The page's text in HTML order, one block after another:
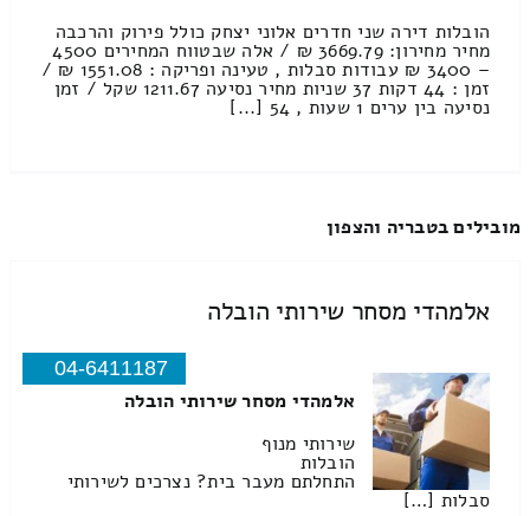
הובלות דירה שני חדרים אלוני יצחק כולל פירוק והרכבה
מחיר מחירון: 3669.79 ₪ / אלה שבטווח המחירים 4500
– 3400 ₪ עבודות סבלות , טעינה ופריקה : 1551.08 ₪ /
זמן : 44 דקות 37 שניות מחיר נסיעה 1211.67 שקל / זמן
נסיעה בין ערים 1 שעות , 54 [...]
מובילים בטבריה והצפון
אלמהדי מסחר שירותי הובלה
04-6411187
אלמהדי מסחר שירותי הובלה
שירותי מנוף
הובלות
התחלתם מעבר בית? נצרכים לשירותי
סבלות […]